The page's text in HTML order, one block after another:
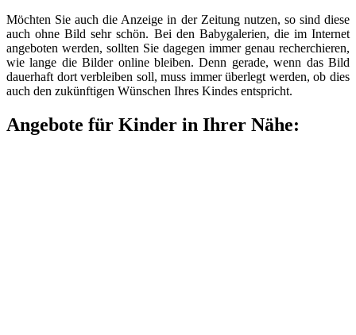
Möchten Sie auch die Anzeige in der Zeitung nutzen, so sind diese
auch ohne Bild sehr schön. Bei den Babygalerien, die im Internet
angeboten werden, sollten Sie dagegen immer genau recherchieren,
wie lange die Bilder online bleiben. Denn gerade, wenn das Bild
dauerhaft dort verbleiben soll, muss immer überlegt werden, ob dies
auch den zukünftigen Wünschen Ihres Kindes entspricht.
Angebote für Kinder in Ihrer Nähe: